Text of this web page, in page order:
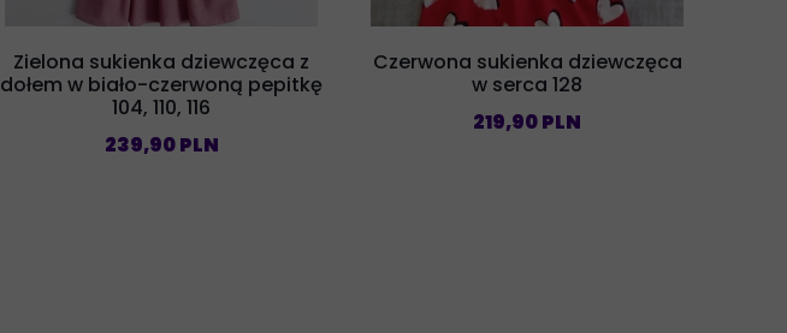
Zielona sukienka dziewczęca z
dołem w biało-czerwoną pepitkę
104, 110, 116
239,90 PLN
Czerwona sukienka dziewczęca
w serca 128
219,90 PLN